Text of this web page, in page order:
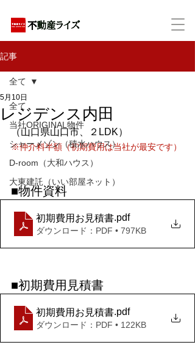
記事
全て
当社ORIGINAL物件
シャーメゾン（積水ハウス）
D-room（大和ハウス）
大東建託（いい部屋ネット）
全て
レジデンス内田
5月10日
（山口県山口市、２LDK）
※仲介料半額（初期費用は当社が最安です）
■物件資料
初期費用お見積書.pdf
ダウンロード：PDF • 797KB
■初期費用見積書
初期費用お見積書.pdf
ダウンロード：PDF • 122KB